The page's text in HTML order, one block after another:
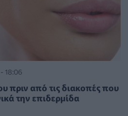
18:06
πριν από τις διακοπές που
την επιδερμίδα